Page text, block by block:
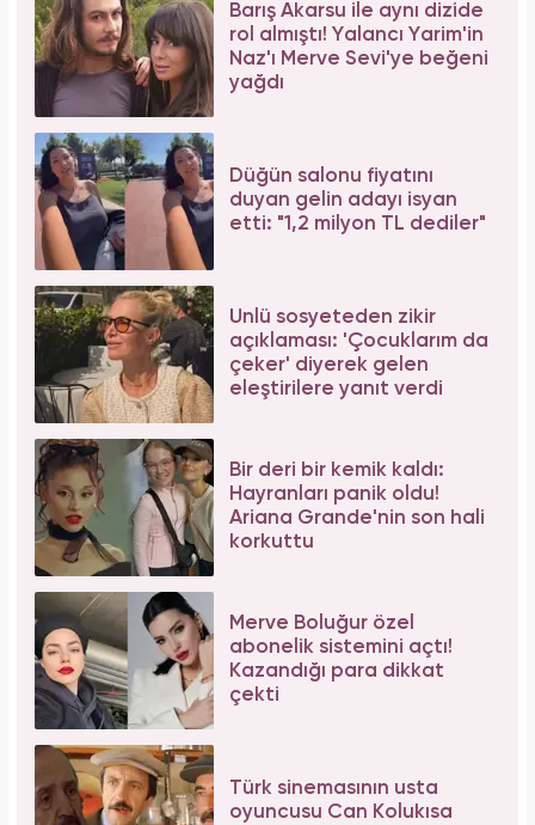
Barış Akarsu ile aynı dizide
rol almıştı! Yalancı Yarim'in
Naz'ı Merve Sevi'ye beğeni
yağdı
Düğün salonu fiyatını
duyan gelin adayı isyan
etti: "1,2 milyon TL dediler"
Ünlü sosyeteden zikir
açıklaması: 'Çocuklarım da
çeker' diyerek gelen
eleştirilere yanıt verdi
Bir deri bir kemik kaldı:
Hayranları panik oldu!
Ariana Grande'nin son hali
korkuttu
Merve Boluğur özel
abonelik sistemini açtı!
Kazandığı para dikkat
çekti
Türk sinemasının usta
oyuncusu Can Kolukısa